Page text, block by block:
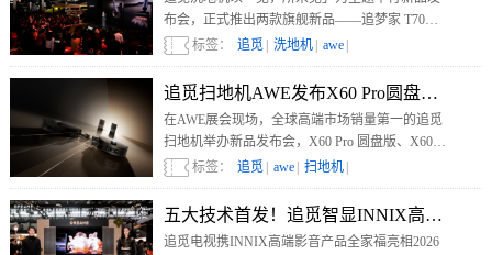
布会，正式推出两款旗舰新品——追梦家 T70
Ultra Station 与探索家 H70 Ultra Station。
标签： 追觅 洗地机 awe
追觅扫地机AWE发布X60 Pro圆盘版 第二
在AWE展会现场，全球高端市场销量第一的追觅
扫地机举办新品发布会，X60 Pro 圆盘版、X60
Pro Steam、全能家庭管家机器人等全矩阵重磅新
品悉数亮相。
标签： 追觅 awe 扫地机
五大技术首发！追觅智显INNIX高端影音
追觅电视携INNIX高端影音产品全家福亮相2026